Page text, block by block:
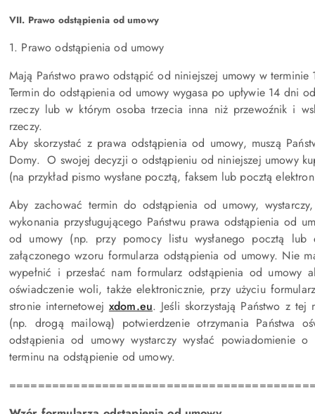
VII. Prawo odstąpienia od umowy
1. Prawo odstąpienia od umowy
Mają Państwo prawo odstąpić od niniejszej umowy w
Termin do odstąpienia od umowy wygasa po upływie 14 dni
rzeczy lub w którym osoba trzecia inna niż przewoźnik i
rzeczy.
Aby skorzystać z prawa odstąpienia od umowy, muszą
Domy. O swojej decyzji o odstąpieniu od niniejszej umowy
(na przykład pismo wysłane pocztą, faksem lub pocztą
Aby zachować termin do odstąpienia od umowy,
wykonania przysługującego Państwu prawa odstąpienia od
od umowy (np. przy pomocy listu wysłanego pocztą
załączonego wzoru formularza odstąpienia od umowy. Nie
wypełnić i przesłać nam formularz odstąpienia od umowy
oświadczenie woli, także elektronicznie, przy użyciu
stronie internetowej xdom.eu. Jeśli skorzystają Państwo z tej
(np. drogą mailową) potwierdzenie otrzymania Państwa
odstąpienia od umowy wystarczy wysłać powiadomienie
terminu na odstąpienie od umowy.